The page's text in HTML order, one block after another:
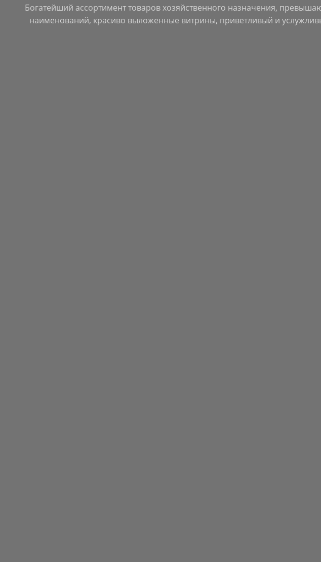
Богатейший ассортимент товаров хозяйственного назначения,
наименований, красиво выложенные витрины, приветливый и